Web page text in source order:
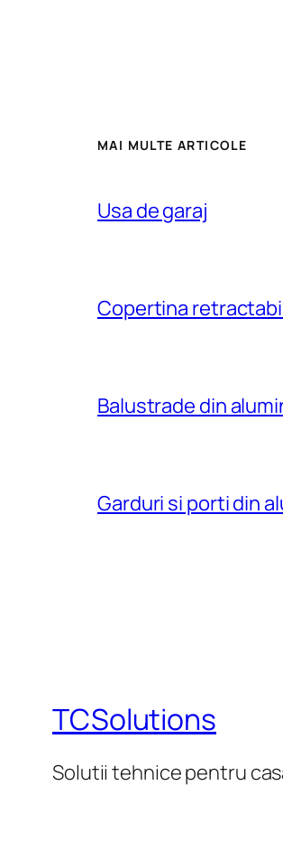
MAI MULTE ARTICOLE
Usa de garaj
Copertina
Balustrade din
Garduri si porti din
TCSolutions
Solutii tehnice pentru